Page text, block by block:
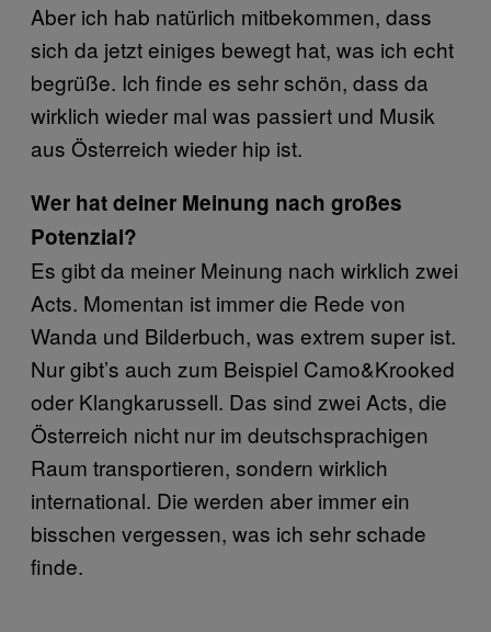
Aber ich hab natürlich mitbekommen, dass
sich da jetzt einiges bewegt hat, was ich echt
begrüße. Ich finde es sehr schön, dass da
wirklich wieder mal was passiert und Musik
aus Österreich wieder hip ist.
Wer hat deiner Meinung nach großes
Potenzial?
Es gibt da meiner Meinung nach wirklich zwei
Acts. Momentan ist immer die Rede von
Wanda und Bilderbuch, was extrem super ist.
Nur gibt’s auch zum Beispiel Camo&Krooked
oder Klangkarussell. Das sind zwei Acts, die
Österreich nicht nur im deutschsprachigen
Raum transportieren, sondern wirklich
international. Die werden aber immer ein
bisschen vergessen, was ich sehr schade
finde.